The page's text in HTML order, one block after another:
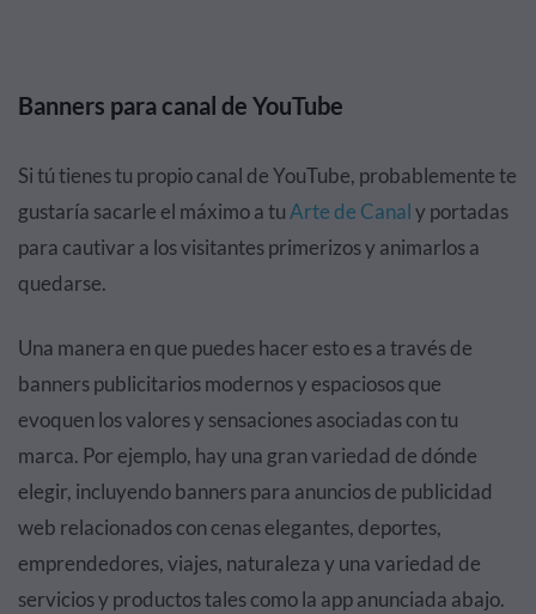
Banners para canal de YouTube
Si tú tienes tu propio canal de YouTube, probablemente te
gustaría sacarle el máximo a tuArte de Canaly portadas
para cautivar a los visitantes primerizos y animarlos a
quedarse.
Una manera en que puedes hacer esto es a través de
banners publicitarios modernos y espaciosos que
evoquen los valores y sensaciones asociadas con tu
marca. Por ejemplo, hay una gran variedad de dónde
elegir, incluyendo banners para anuncios de publicidad
web relacionados con cenas elegantes, deportes,
emprendedores, viajes, naturaleza y una variedad de
servicios y productos tales como la app anunciada abajo.